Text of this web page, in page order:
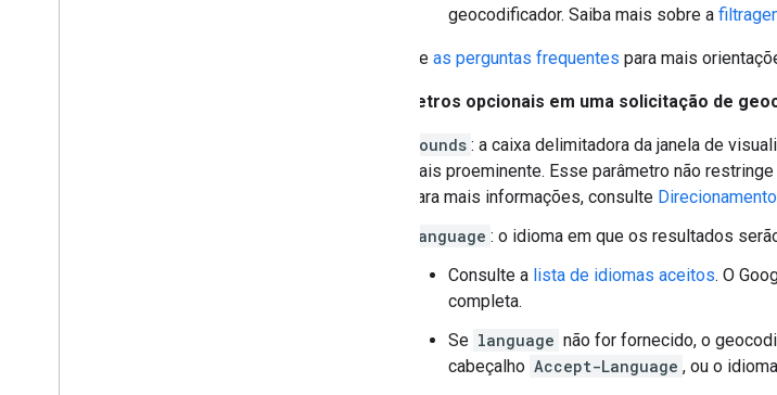
geocodificador. Saiba mais sobre a
Consulte as perguntas frequentes para mais
Parâmetros opcionais em uma solicitação de
bounds : a caixa delimitadora da janela de
mais proeminente. Esse parâmetro não
Para mais informações, consulte
language : o idioma em que os resultados
Consulte a lista de idiomas aceitos. O
completa.
Se language não for fornecido, o
cabeçalho Accept-Language , ou o